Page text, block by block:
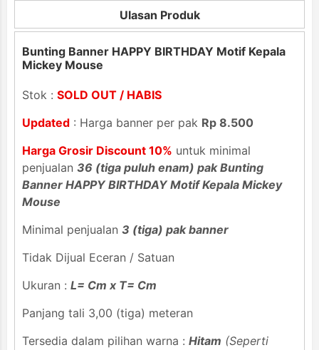
Bunting Banner HAPPY BIRTHDAY Motif Kepala
Mickey Mouse
Stok : SOLD OUT / HABIS
Updated : Harga banner per pak Rp 8.500
Harga Grosir Discount 10% untuk minimal
penjualan 36 (tiga puluh enam) pak Bunting
Banner HAPPY BIRTHDAY Motif Kepala Mickey
Mouse
Minimal penjualan 3 (tiga) pak banner
Tidak Dijual Eceran / Satuan
Ukuran : L= Cm x T= Cm
Panjang tali 3,00 (tiga) meteran
Tersedia dalam pilihan warna : Hitam (Seperti
Ulasan Produk